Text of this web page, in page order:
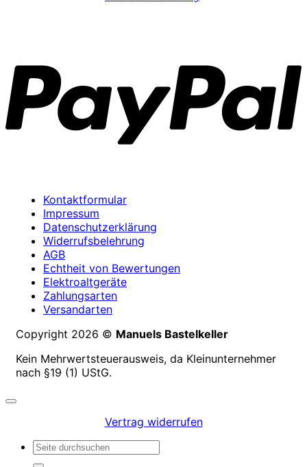
Kontaktformular
Impressum
Datenschutzerklärung
Widerrufsbelehrung
AGB
Echtheit von Bewertungen
Elektroaltgeräte
Zahlungsarten
Versandarten
Copyright 2026 © Manuels Bastelkeller
Kein Mehrwertsteuerausweis, da Kleinunternehmer
nach §19 (1) UStG.
Vertrag widerrufen
Suchen
nach: